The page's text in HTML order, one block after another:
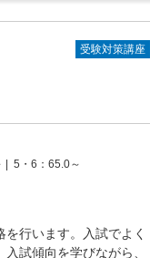
受験対策講座
| 5・6：65.0～
行います。入試でよく
試傾向を学びながら、